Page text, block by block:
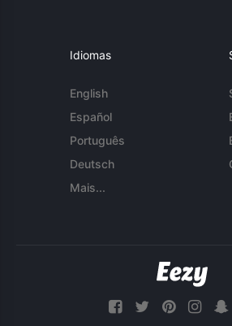
Idiomas
English
Español
Português
Deutsch
Mais...